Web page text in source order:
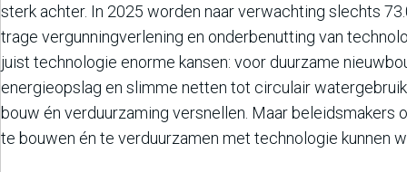
sterk achter. In 2025 worden naar verwachting slechts
trage vergunningverlening en onderbenutting van
juist technologie enorme kansen: voor duurzame
energieopslag en slimme netten tot circulair
bouw én verduurzaming versnellen. Maar
te bouwen én te verduurzamen met technologie kunnen